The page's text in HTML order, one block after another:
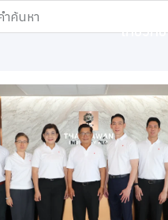
เกี่ยวกับ
วสารและกิจกรรม